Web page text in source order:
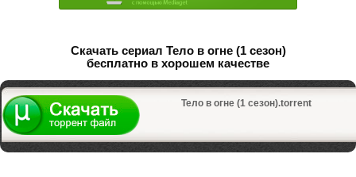
Скачать сериал Тело в огне (1 сезон)
бесплатно в хорошем качестве
Тело в огне (1 сезон).torrent